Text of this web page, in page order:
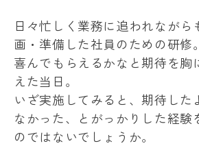
日々忙しく業務に追われながら
画・準備した社員のための研修。
喜んでもらえるかなと期待を胸
えた当日。
いざ実施してみると、期待した
なかった、とがっかりした経験
のではないでしょうか。